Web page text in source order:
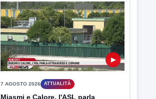
▶
CRONACA